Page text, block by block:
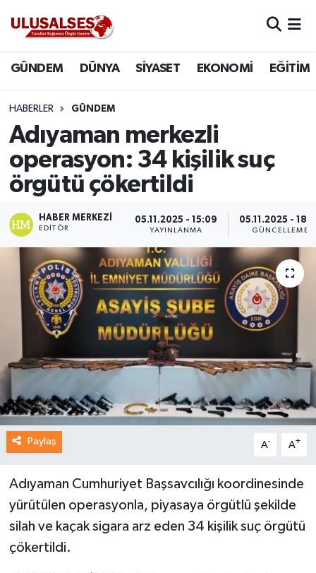
GÜNDEM DÜNYA SİYASET EKONOMİ EĞİTİM
HABERLER GÜNDEM
Adıyaman merkezli
operasyon: 34 kişilik suç
örgütü çökertildi
HABER MERKEZI
EDITÖR
05.11.2025 - 15:09
YAYINLANMA
05.11.2025 -
GÜNCELLEME
Paylaş A- A+
Adıyaman Cumhuriyet Başsavcılığı koordinesinde
yürütülen operasyonla, piyasaya örgütlü şekilde
silah ve kaçak sigara arz eden 34 kişilik suç örgütü
çökertildi.
DÜNYA
SİYASET
EKONOMİ
EĞİTİM
SAĞLIK
MAGAZİN
SPOR
Trafik Durumu
Süper Lig Puan Durumu ve Fikstür
Tüm Manşetler
Son Dakika Haberleri
Haber Arşivi